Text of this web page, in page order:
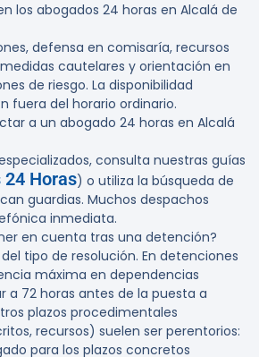
los abogados 24 horas en Alcalá de
defensa en comisaría, recursos
cautelares y orientación en
de riesgo. La disponibilidad
fuera del horario ordinario.
a un abogado 24 horas en Alcalá
consulta nuestras guías
24 Horas) o utiliza la búsqueda de
guardias. Muchos despachos
inmediata.
en cuenta tras una detención?
tipo de resolución. En detenciones
máxima en dependencias
a 72 horas antes de la puesta a
plazos procedimentales
recursos) suelen ser perentorios:
para los plazos concretos